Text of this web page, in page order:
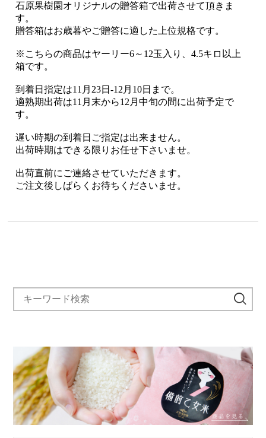
石原果樹園オリジナルの贈答箱で出荷させて頂きま
す。
贈答箱はお歳暮やご贈答に適した上位規格です。
※こちらの商品はヤーリー6～12玉入り、4.5キロ以上
箱です。
到着日指定は11月23日-12月10日まで。
適熟期出荷は11月末から12月中旬の間に出荷予定で
す。
遅い時期の到着日ご指定は出来ません。
出荷時期はできる限りお任せ下さいませ。
出荷直前にご連絡させていただきます。
ご注文後しばらくお待ちくださいませ。